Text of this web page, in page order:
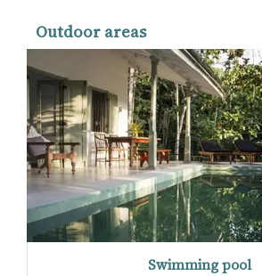
Outdoor areas
Swimming pool